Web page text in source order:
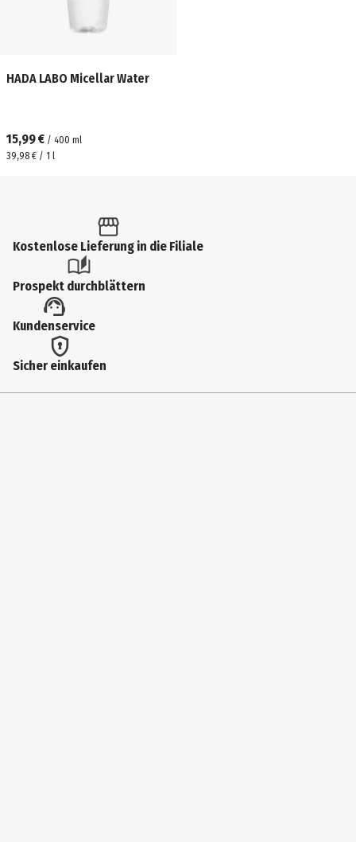
HADA LABO Micellar Water
15,99 € / 400 ml
39,98 € / 1 l
Kostenlose Lieferung in die Filiale
Prospekt durchblättern
Kundenservice
Sicher einkaufen